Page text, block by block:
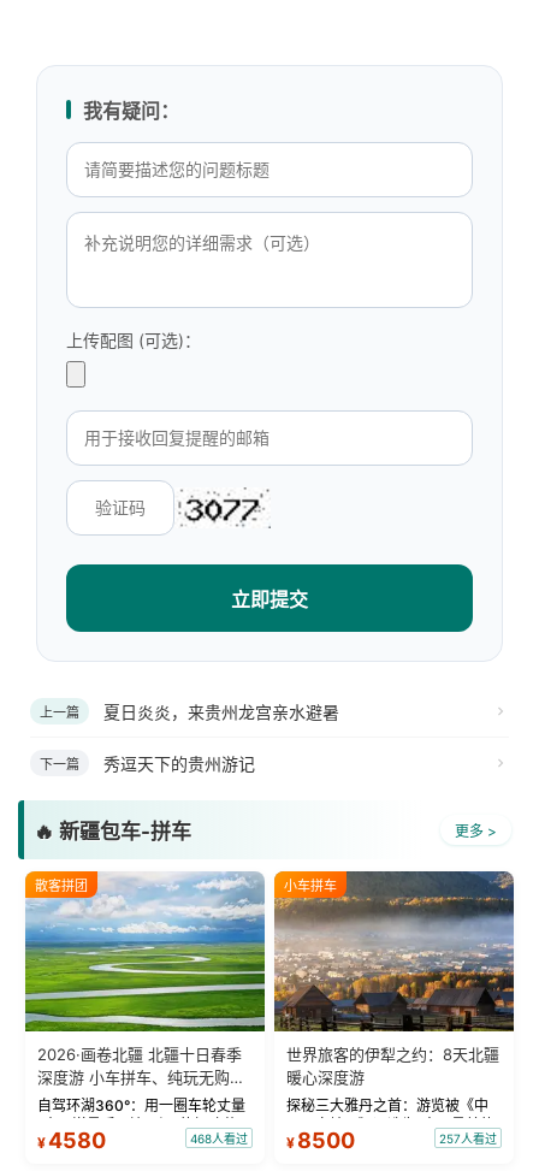
我有疑问：
上传配图 (可选)：
立即提交
上一篇 夏日炎炎，来贵州龙宫亲水避暑
下一篇 秀逗天下的贵州游记
🔥 新疆包车-拼车 更多 >
散客拼团
2026·画卷北疆 北疆十日春季
深度游 小车拼车、纯玩无购
物！
自驾环湖360°：用一圈车轮丈量
“大西洋最后一滴眼泪”的极致蔚
蓝。 赛湖旅拍：甄选多款风格服
¥4580 468人看过
小车拼车
世界旅客的伊犁之约：8天北疆
暖心深度游
探秘三大雅丹之首：游览被《中
国国家地理》评选为“中国最美的
三大雅丹”第一名的克拉玛依魔鬼
¥ 8500 257人看过